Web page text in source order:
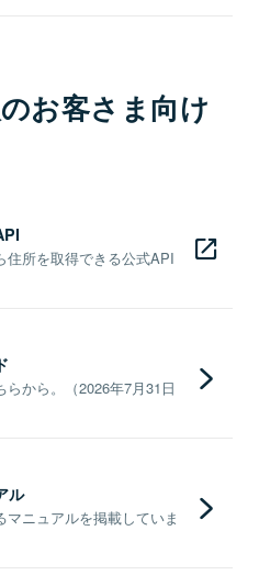
お客さま向け
住所を取得できる公式API
から。（2026年7月31日
ル
ニュアルを掲載していま